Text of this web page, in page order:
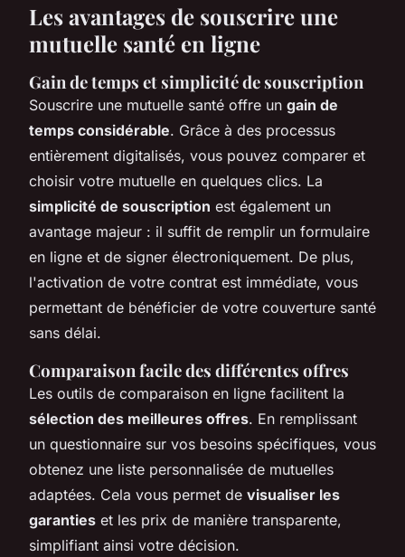
Les avantages de souscrire une
mutuelle santé en ligne
Gain de temps et simplicité de souscription
Souscrire une mutuelle santé offre un gain de
temps considérable. Grâce à des processus
entièrement digitalisés, vous pouvez comparer et
choisir votre mutuelle en quelques clics. La
simplicité de souscription est également un
avantage majeur : il suffit de remplir un formulaire
en ligne et de signer électroniquement. De plus,
l'activation de votre contrat est immédiate, vous
permettant de bénéficier de votre couverture santé
sans délai.
Comparaison facile des différentes offres
Les outils de comparaison en ligne facilitent la
sélection des meilleures offres. En remplissant
un questionnaire sur vos besoins spécifiques, vous
obtenez une liste personnalisée de mutuelles
adaptées. Cela vous permet de visualiser les
garanties et les prix de manière transparente,
simplifiant ainsi votre décision.